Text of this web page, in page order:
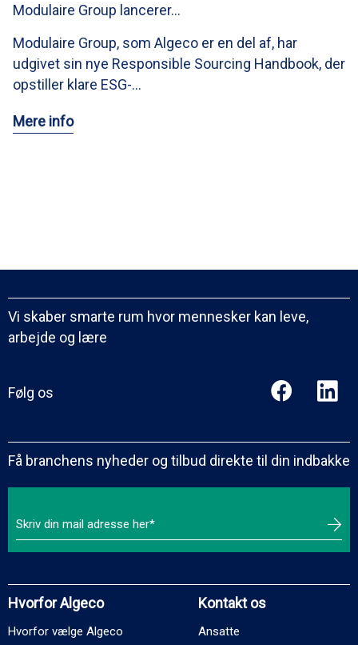
Modulaire Group lancerer…
Modulaire Group, som Algeco er en del af, har
udgivet sin nye Responsible Sourcing Handbook, der
opstiller klare ESG-…
Mere info
Vi skaber smarte rum hvor mennesker kan leve,
arbejde og lære
Følg os
Få branchens nyheder og tilbud direkte til din indbakke
Hvorfor Algeco
Hvorfor vælge Algeco
Kontakt os
Ansatte